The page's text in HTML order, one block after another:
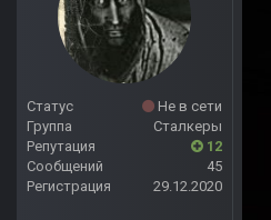
Статус
Не в сети
Группа
Сталкеры
Репутация
12
Сообщений
45
Регистрация
29.12.2020